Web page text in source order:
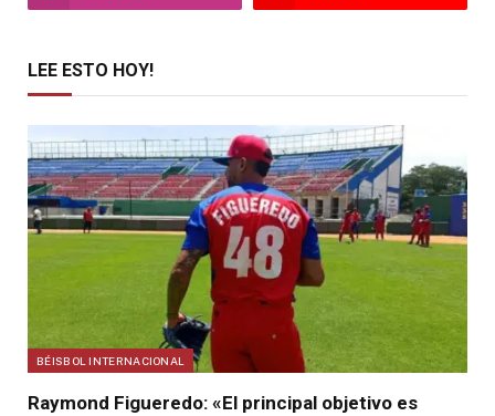
LEE ESTO HOY!
BÉISBOL INTERNACIONAL
Raymond Figueredo: «El principal objetivo es